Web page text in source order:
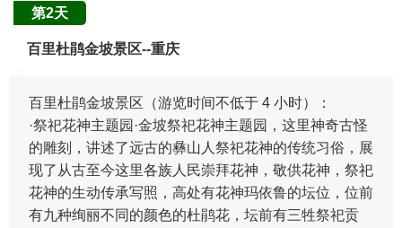
第2天
百里杜鹃金坡景区--重庆
百里杜鹃金坡景区（游览时间不低于 4 小时）：
·祭祀花神主题园·金坡祭祀花神主题园，这里神奇古怪
的雕刻，讲述了远古的彝山人祭祀花神的传统习俗，展
现了从古至今这里各族人民崇拜花神，敬供花神，祭祀
花神的生动传承写照，高处有花神玛依鲁的坛位，位前
有九种绚丽不同的颜色的杜鹃花，坛前有三牲祭祀贡